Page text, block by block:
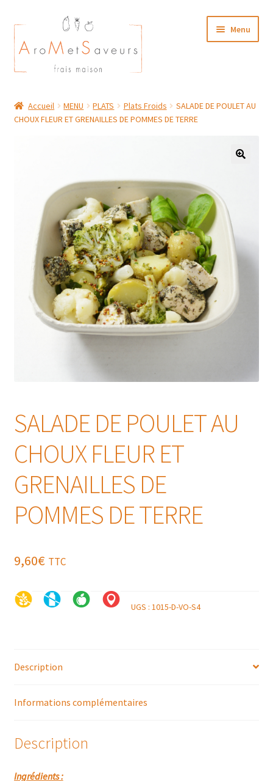
Aller
à
la
navigation
Aller
au
contenu
Menu
Plat du Jour/ Menu Week end
MON COMPTE
Accueil MENU PLATS Plats Froids
SALADE DE POULET AU
CHOUX FLEUR ET GRENAILLES DE POMMES DE TERRE
SALADE DE POULET AU
CHOUX FLEUR ET
GRENAILLES DE
POMMES DE TERRE
9,60€ TTC
UGS : 1015-D-VO-S4
Description
Informations complémentaires
Description
Ingrédients :